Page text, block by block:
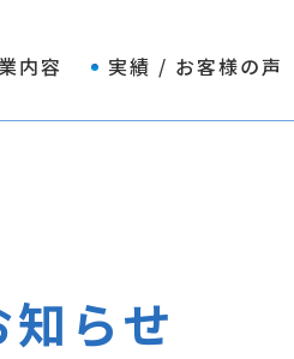
内容 実績 / お客様の声
らせ